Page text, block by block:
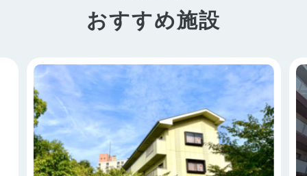
おすすめ施設